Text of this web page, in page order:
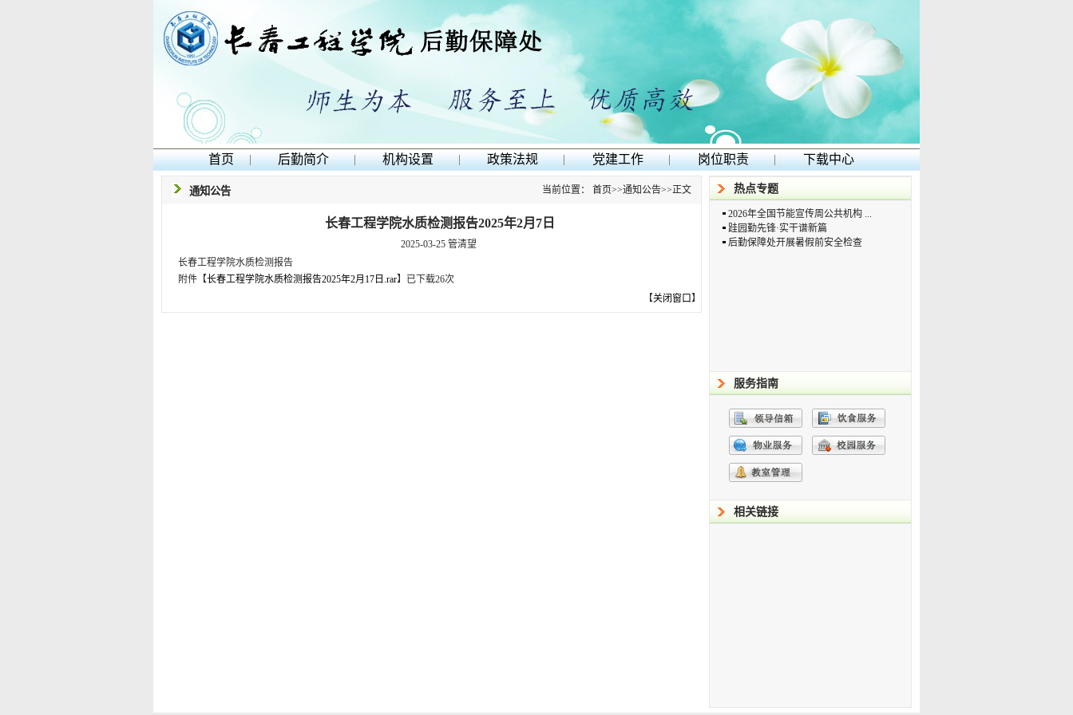
首页 | 后勤简介 | 机构设置 | 政策法规 | 党建工作 | 岗位职责 | 下载中心
通知公告 当前位置： 首页>>通知公告>>正文
长春工程学院水质检测报告2025年2月7日
2025-03-25 管清望
长春工程学院水质检测报告
附件【长春工程学院水质检测报告2025年2月17日.rar】 已下载26次
【关闭窗口】
热点专题
2026年全国节能宣传周公共机构 ...
跬园勤先锋·实干谱新篇
后勤保障处开展暑假前安全检查
服务指南
相关链接